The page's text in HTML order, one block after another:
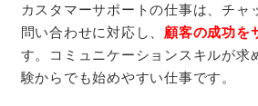
カスタマーサポートの仕事は、チャ
問い合わせに対応し、 顧客の成功を
す。コミュニケーションスキルが求
験からでも始めやすい仕事です。